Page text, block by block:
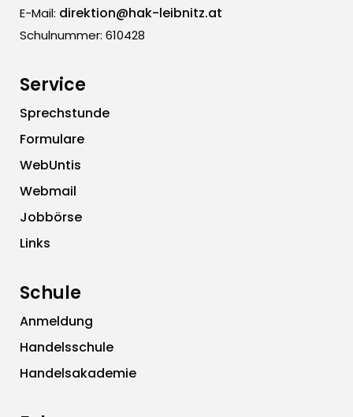
E-Mail: direktion@hak-leibnitz.at
Schulnummer: 610428
Service
Sprechstunde
Formulare
WebUntis
Webmail
Jobbörse
Links
Schule
Anmeldung
Handelsschule
Handelsakademie